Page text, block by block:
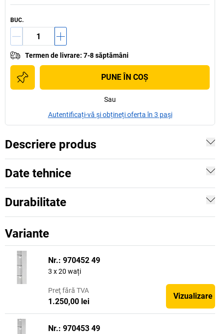
BUC.
Termen de livrare: 7-8 săptămâni
PUNE ÎN COŞ
Sau
Autentificați-vă și obțineți oferta în 3 pași
Descriere produs
Date tehnice
Durabilitate
Variante
Nr.: 970452 49
3 x 20 wați
Preţ fără TVA
1.250,00 lei
Vizualizare
Nr.: 970453 49